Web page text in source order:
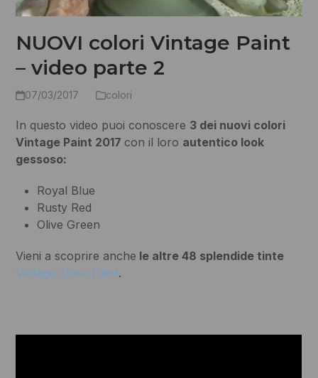
NUOVI colori Vintage Paint
– video parte 2
07/03/2017 colori
In questo video puoi conoscere 3 dei nuovi colori
Vintage Paint 2017con il loro autentico look
gessoso:
Royal Blue
Rusty Red
Olive Green
Vieni a scoprire anche le altre 48 splendide tinte
Vintage chalk Paint.